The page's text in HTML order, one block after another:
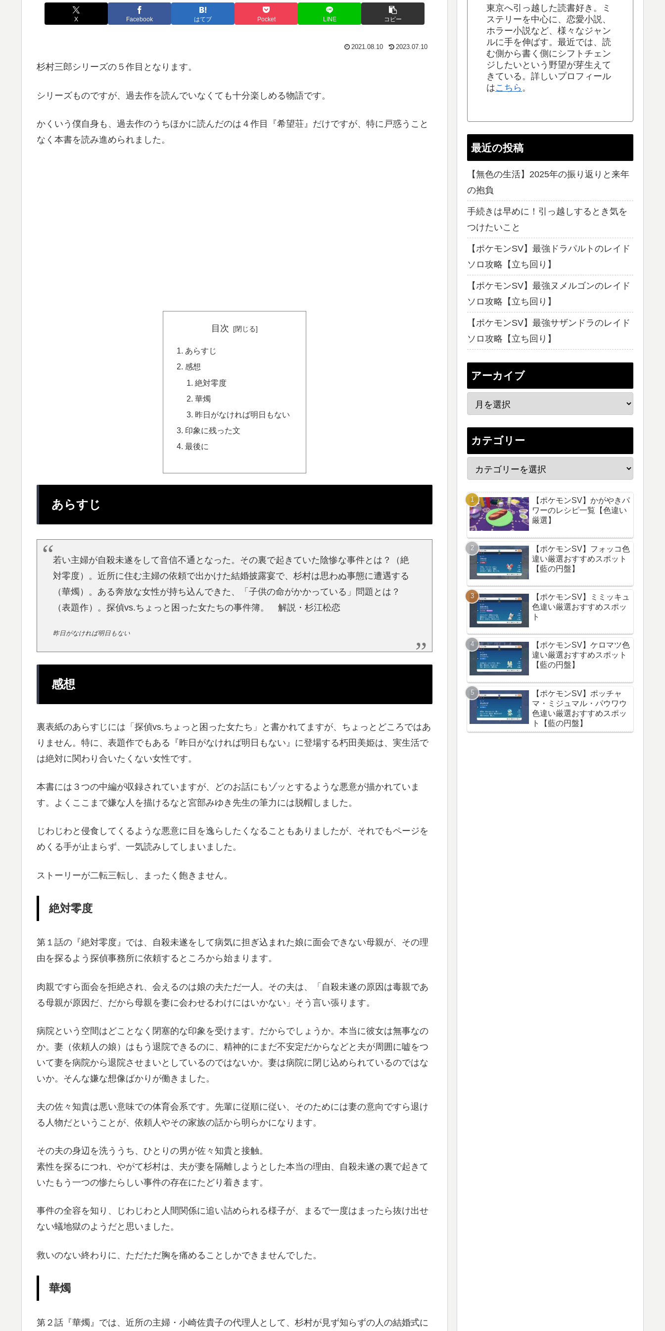
X Facebook はてブ Pocket LINE コピー
2021.08.10 2023.07.10
杉村三郎シリーズの５作目となります。
シリーズものですが、過去作を読んでいなくても十分楽しめる物語です。
かくいう僕自身も、過去作のうちほかに読んだのは４作目『希望荘』だけですが、特に戸惑うこと
なく本書を読み進められました。
目次
あらすじ
感想
絶対零度
華燭
昨日がなければ明日もない
印象に残った文
最後に
あらすじ
若い主婦が自殺未遂をして音信不通となった。その裏で起きていた陰惨な事件とは？（絶
対零度）。近所に住む主婦の依頼で出かけた結婚披露宴で、杉村は思わぬ事態に遭遇する
（華燭）。ある奔放な女性が持ち込んできた、「子供の命がかかっている」問題とは？
（表題作）。探偵vs.ちょっと困った女たちの事件簿。 解説・杉江松恋
昨日がなければ明日もない
感想
裏表紙のあらすじには「探偵vs.ちょっと困った女たち」と書かれてますが、ちょっとどころではあ
りません。特に、表題作でもある『昨日がなければ明日もない』に登場する朽田美姫は、実生活で
は絶対に関わり合いたくない女性です。
本書には３つの中編が収録されていますが、どのお話にもゾッとするような悪意が描かれていま
す。よくここまで嫌な人を描けるなと宮部みゆき先生の筆力には脱帽しました。
じわじわと侵食してくるような悪意に目を逸らしたくなることもありましたが、それでもページを
めくる手が止まらず、一気読みしてしまいました。
ストーリーが二転三転し、まったく飽きません。
絶対零度
第１話の『絶対零度』では、自殺未遂をして病気に担ぎ込まれた娘に面会できない母親が、その理
由を探るよう探偵事務所に依頼するところから始まります。
肉親ですら面会を拒絶され、会えるのは娘の夫ただ一人。その夫は、「自殺未遂の原因は毒親であ
る母親が原因だ、だから母親を妻に会わせるわけにはいかない」そう言い張ります。
病院という空間はどことなく閉塞的な印象を受けます。だからでしょうか。本当に彼女は無事なの
か。妻（依頼人の娘）はもう退院できるのに、精神的にまだ不安定だからなどと夫が周囲に嘘をつ
いて妻を病院から退院させまいとしているのではないか。妻は病院に閉じ込められているのではな
いか。そんな嫌な想像ばかりが働きました。
夫の佐々知貴は悪い意味での体育会系です。先輩に従順に従い、そのためには妻の意向ですら退け
る人物だということが、依頼人やその家族の話から明らかになります。
その夫の身辺を洗ううち、ひとりの男が佐々知貴と接触。
素性を探るにつれ、やがて杉村は、夫が妻を隔離しようとした本当の理由、自殺未遂の裏で起きて
いたもう一つの惨たらしい事件の存在にたどり着きます。
事件の全容を知り、じわじわと人間関係に追い詰められる様子が、まるで一度はまったら抜け出せ
ない蟻地獄のようだと思いました。
救いのない終わりに、ただただ胸を痛めることしかできませんでした。
華燭
第２話『華燭』では、近所の主婦・小崎佐貴子の代理人として、杉村が見ず知らずの人の結婚式に
東京へ引っ越した読書好き。ミ
ステリーを中心に、恋愛小説、
ホラー小説など、様々なジャン
ルに手を伸ばす。最近では、読
む側から書く側にシフトチェン
ジしたいという野望が芽生えて
きている。詳しいプロフィール
はこちら 。
最近の投稿
【無色の生活】2025年の振り返りと来年
の抱負
手続きは早めに！引っ越しするとき気を
つけたいこと
【ポケモンSV】最強ドラパルトのレイド
ソロ攻略【立ち回り】
【ポケモンSV】最強ヌメルゴンのレイド
ソロ攻略【立ち回り】
【ポケモンSV】最強サザンドラのレイド
ソロ攻略【立ち回り】
アーカイブ
カテゴリー
【ポケモンSV】かがやきパ
ワーのレシピ一覧【色違い
厳選】
【ポケモンSV】フォッコ色
違い厳選おすすめスポット
【藍の円盤】
【ポケモンSV】ミミッキュ
色違い厳選おすすめスポッ
ト
【ポケモンSV】ケロマツ色
違い厳選おすすめスポット
【藍の円盤】
【ポケモンSV】ポッチャ
マ・ミジュマル・パウワウ
色違い厳選おすすめスポッ
ト【藍の円盤】